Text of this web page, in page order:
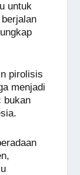
untuk
pirolisis
menjadi
bukan